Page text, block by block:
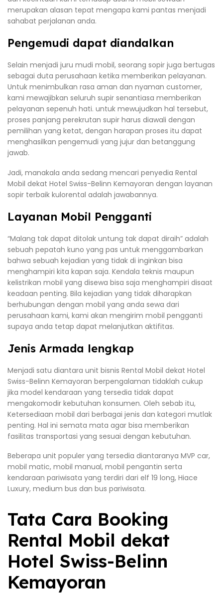
merupakan alasan tepat mengapa kami pantas menjadi
sahabat perjalanan anda.
Pengemudi dapat diandalkan
Selain menjadi juru mudi mobil, seorang sopir juga bertugas
sebagai duta perusahaan ketika memberikan pelayanan.
Untuk menimbulkan rasa aman dan nyaman customer,
kami mewajibkan seluruh supir senantiasa memberikan
pelayanan sepenuh hati. untuk mewujudkan hal tersebut,
proses panjang perekrutan supir harus diawali dengan
pemilihan yang ketat, dengan harapan proses itu dapat
menghasilkan pengemudi yang jujur dan betanggung
jawab.
Jadi, manakala anda sedang mencari penyedia Rental
Mobil dekat Hotel Swiss-Belinn Kemayoran dengan layanan
sopir terbaik kulorental adalah jawabannya.
Layanan Mobil Pengganti
“Malang tak dapat ditolak untung tak dapat diraih” adalah
sebuah pepatah kuno yang pas untuk menggambarkan
bahwa sebuah kejadian yang tidak di inginkan bisa
menghampiri kita kapan saja. Kendala teknis maupun
kelistrikan mobil yang disewa bisa saja menghampiri disaat
keadaan penting. Bila kejadian yang tidak diharapkan
berhubungan dengan mobil yang anda sewa dari
perusahaan kami, kami akan mengirim mobil pengganti
supaya anda tetap dapat melanjutkan aktifitas.
Jenis Armada lengkap
Menjadi satu diantara unit bisnis Rental Mobil dekat Hotel
Swiss-Belinn Kemayoran berpengalaman tidaklah cukup
jika model kendaraan yang tersedia tidak dapat
mengakomodir kebutuhan konsumen. Oleh sebab itu,
Ketersediaan mobil dari berbagai jenis dan kategori mutlak
penting. Hal ini semata mata agar bisa memberikan
fasilitas transportasi yang sesuai dengan kebutuhan.
Beberapa unit populer yang tersedia diantaranya MVP car,
mobil matic, mobil manual, mobil pengantin serta
kendaraan pariwisata yang terdiri dari elf 19 long, Hiace
Luxury, medium bus dan bus pariwisata.
Tata Cara Booking
Rental Mobil dekat
Hotel Swiss-Belinn
Kemayoran